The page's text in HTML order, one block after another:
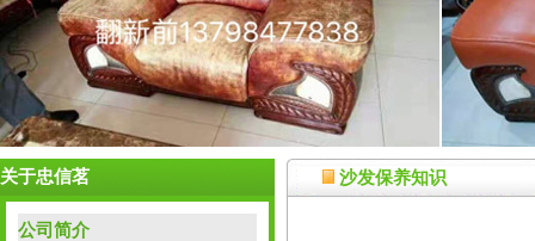
关于忠信茗
公司简介
沙发保养知识